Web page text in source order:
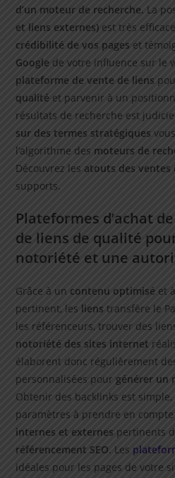
d’un moteur de recherche. La
et liens externes) est très
crédibilité de vos pages et
Google de votre influence sur le
plateforme de vente de liens
qualité et parvenir à un
résultats de recherche est
sur des termes stratégiques
l’algorithme des moteurs de
Découvrez lesatouts des ventes
supports.
Plateformes d’achat
de liens de qualité
notoriété et une
Grâce à un contenu optimisé et
pertinent, les lienstransfère le
les référenceurs, trouver des
notoriété des sites internet
élaborent donc régulièrement
personnalisées pourgénérer un
Obtenir des backlinks est
paramètres à prendre en
internes et externes pertinents
référencement SEO. Les
idéales pour les pages de votre